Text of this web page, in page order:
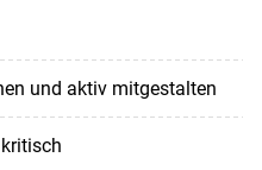
und aktiv mitgestalten